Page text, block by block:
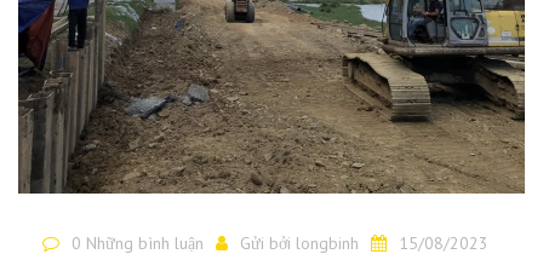
0 Những bình luận Gửi bởi longbinh 15/08/2023